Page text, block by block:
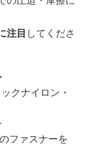
注目 してくださ
クナイロン・
ファスナーを